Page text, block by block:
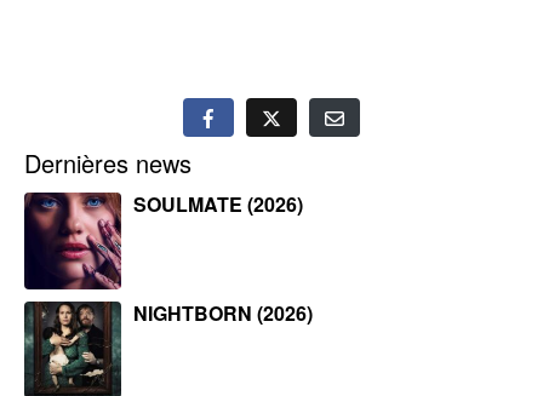
Dernières news
SOULMATE (2026)
NIGHTBORN (2026)